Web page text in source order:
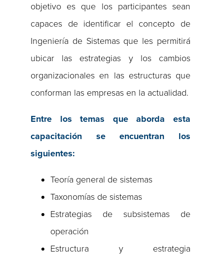
objetivo es que los participantes sean
capaces de identificar el concepto de
Ingeniería de Sistemas que les permitirá
ubicar las estrategias y los cambios
organizacionales en las estructuras que
conforman las empresas en la actualidad.
Entre los temas que aborda esta
capacitación se encuentran los
siguientes:
Teoría general de sistemas
Taxonomías de sistemas
Estrategias de subsistemas de
operación
Estructura y estrategia